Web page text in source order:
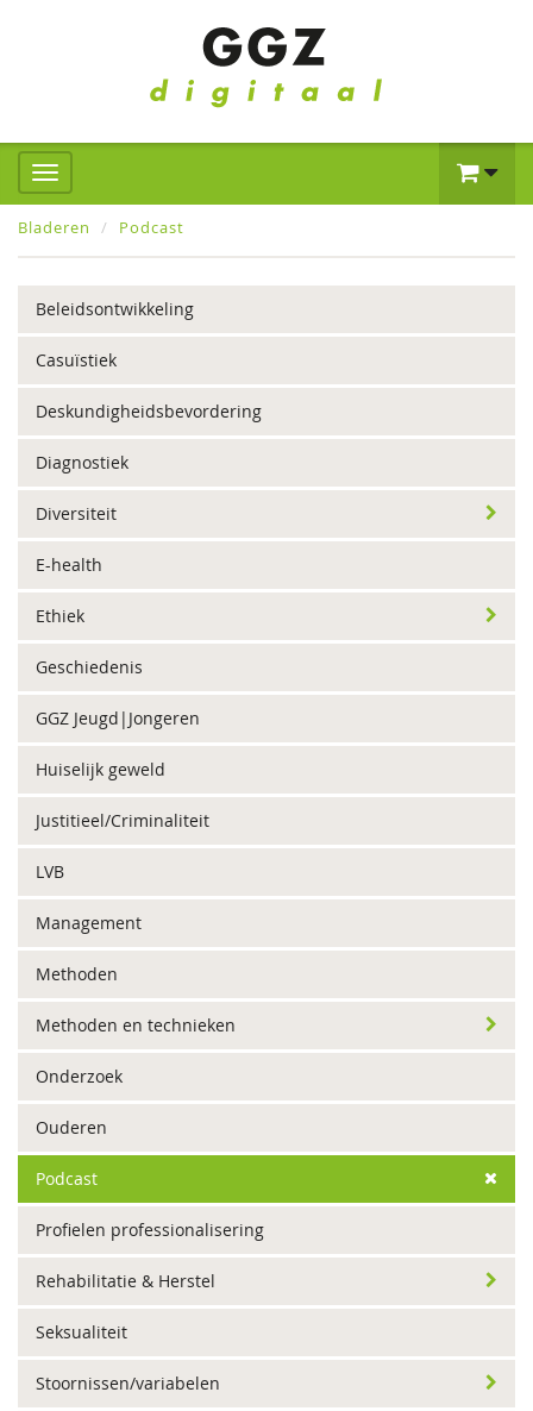
Bladeren Podcast
Beleidsontwikkeling
Casuïstiek
Deskundigheidsbevordering
Diagnostiek
Diversiteit
E-health
Ethiek
Geschiedenis
GGZ Jeugd|Jongeren
Huiselijk geweld
Justitieel/Criminaliteit
LVB
Management
Methoden
Methoden en technieken
Onderzoek
Ouderen
Podcast
Profielen professionalisering
Rehabilitatie & Herstel
Seksualiteit
Stoornissen/variabelen